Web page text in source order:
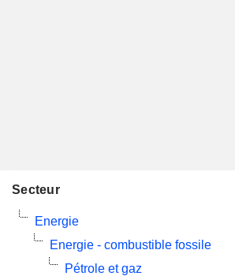
Secteur
Energie
Energie - combustible fossile
Pétrole et gaz